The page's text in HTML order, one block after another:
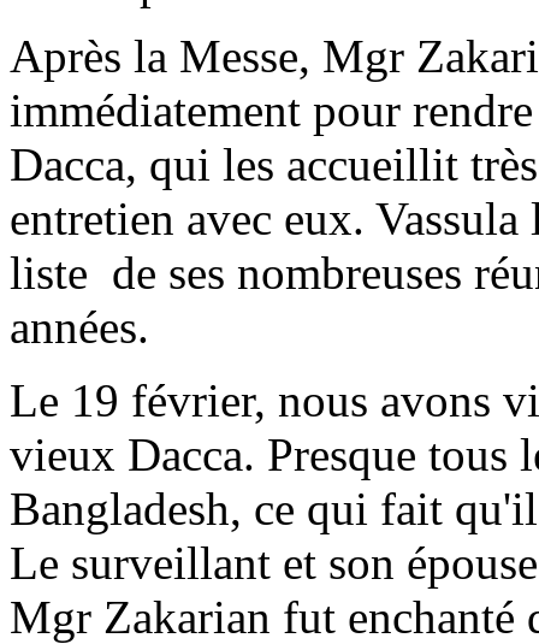
Après la Messe, Mgr
immédiatement pour
Dacca, qui les accueillit
entretien avec eux.
liste de ses nombreuses
années.
Le 19 février, nous avons
vieux Dacca. Presque tous
Bangladesh, ce qui fait
Le surveillant et son
Mgr Zakarian fut enchanté